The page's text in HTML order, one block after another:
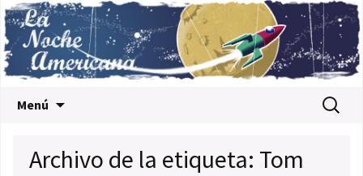
Menú Buscar:
Archivo de la etiqueta: Tom